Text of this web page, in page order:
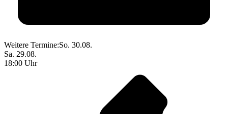
Weitere Termine:So. 30.08.
Sa. 29.08.
18:00 Uhr